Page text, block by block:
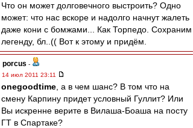
Что он может долговечного выстроить? Одно
может: что нас вскоре и надолго начнут жалеть
даже кони с бомжами... Как Торпедо. Сохраним
легенду, бл..(( Вот к этому и придём.
porcus -
14 июл 2011 23:11
onegoodtime , а в чем шанс? В том что на
смену Карпину придет условный Гуллит? Или
Вы искренне верите в Вилаша-Боаша на посту
ГТ в Спартаке?